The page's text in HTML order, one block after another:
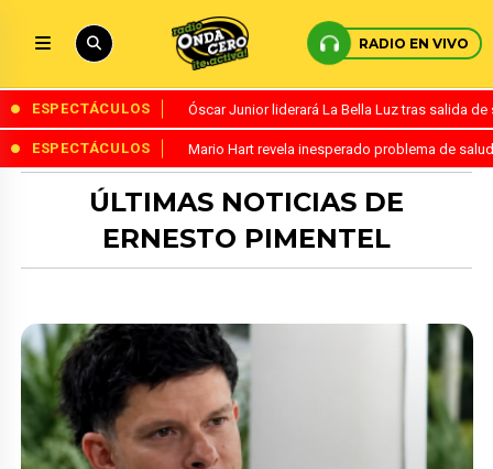
RADIO EN VIVO
ESPECTÁCULOS Óscar Junior liderará La Bella Luz tras salida
ESPECTÁCULOS Mario Hart revela inesperado problema de
ÚLTIMAS NOTICIAS DE
ERNESTO PIMENTEL